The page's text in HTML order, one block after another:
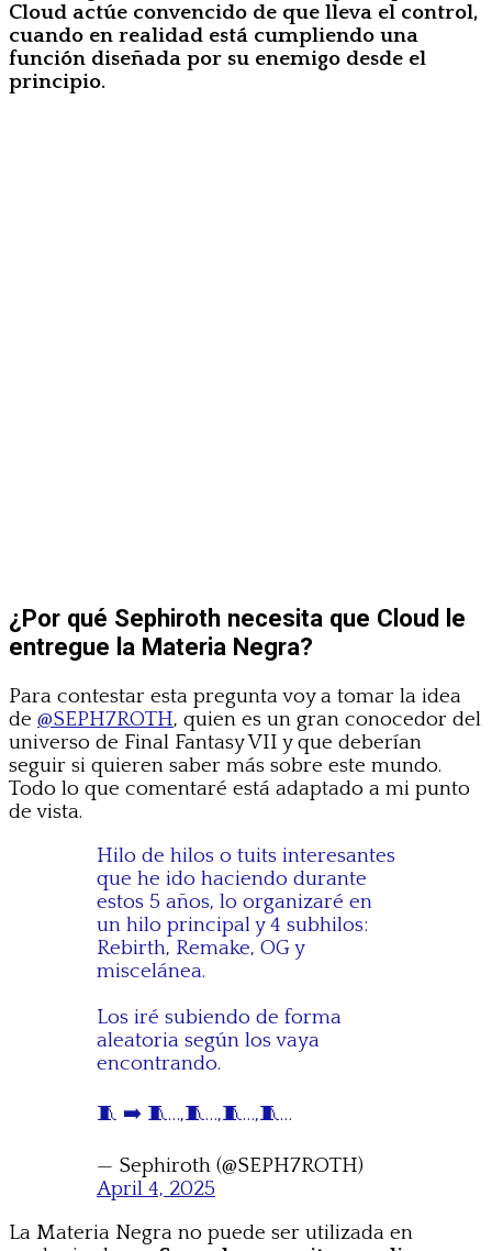
Cloud actúe convencido de que lleva el control,
cuando en realidad está cumpliendo una
función diseñada por su enemigo desde el
principio.
¿Por qué Sephiroth necesita que Cloud le
entregue la Materia Negra?
Para contestar esta pregunta voy a tomar la idea
de @SEPH7ROTH, quien es un gran conocedor del
universo de Final Fantasy VII y que deberían
seguir si quieren saber más sobre este mundo.
Todo lo que comentaré está adaptado a mi punto
de vista.
Hilo de hilos o tuits interesantes
que he ido haciendo durante
estos 5 años, lo organizaré en
un hilo principal y 4 subhilos:
Rebirth, Remake, OG y
miscelánea.
Los iré subiendo de forma
aleatoria según los vaya
encontrando.
🧵 ➡️ 🧵…,🧵…,🧵…,🧵…
— Sephiroth (@SEPH7ROTH)
April 4, 2025
La Materia Negra no puede ser utilizada en